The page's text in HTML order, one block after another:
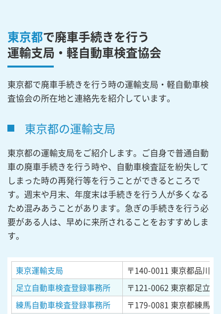
東京都で廃車手続きを行う
運輸支局・軽自動車検査協会
東京都で廃車手続きを行う時の運輸支局・軽自動車検
査協会の所在地と連絡先を紹介しています。
東京都の運輸支局
東京都の運輸支局をご紹介します。ご自身で普通自動
車の廃車手続きを行う時や、自動車検査証を紛失して
しまった時の再発行等を行うことができるところで
す。週末や月末、年度末は手続きを行う人が多くなる
ため混みあうことがあります。急ぎの手続きを行う必
要がある人は、早めに来所されることをおすすめしま
す。
東京運輸支局 〒140-0011 東京都品川
足立自動車検査登録事務所
〒121-0062 東京都足立
練馬自動車検査登録事務所
〒179-0081 東京都練馬